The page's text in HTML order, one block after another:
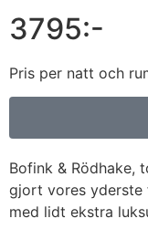
3795:-
Pris per natt och
Bofink & Rödhake,
gjort vores yderste
med lidt ekstra